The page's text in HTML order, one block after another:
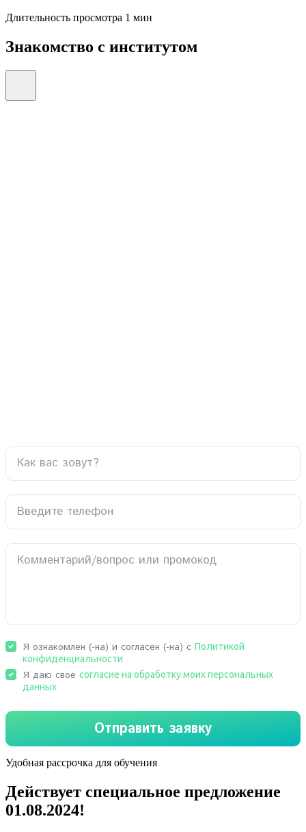
Длительность просмотра 1 мин
Знакомство с институтом
Удобная рассрочка для обучения
Действует специальное предложение
01.08.2024!